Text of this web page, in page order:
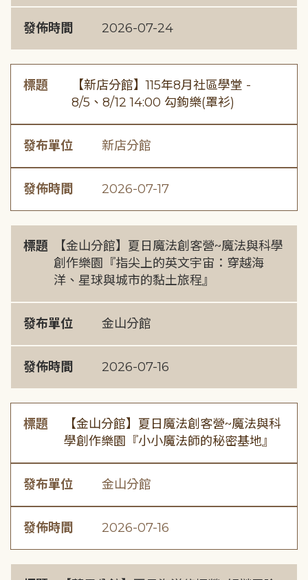
發佈時間 2026-07-24
標題
【新店分館】115年8月社區學堂 -
8/5、8/12 14:00 勾鉤樂(罩衫)
發布單位 新店分館
發佈時間 2026-07-17
標題
【金山分館】夏日魔法創客營~魔法與科學
創作樂園『指尖上的英文宇宙：穿越海
洋、星球與城市的黏土旅程』
發布單位 金山分館
發佈時間 2026-07-16
標題
【金山分館】夏日魔法創客營~魔法與科
學創作樂園『小小魔法師的秘密基地』
發布單位 金山分館
發佈時間 2026-07-16